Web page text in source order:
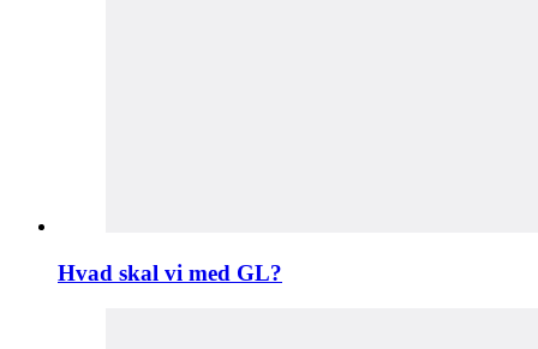
Hvad skal vi med GL?